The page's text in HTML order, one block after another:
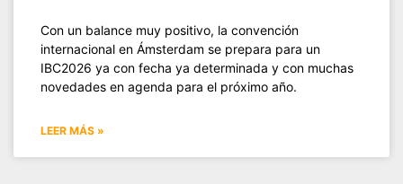
Con un balance muy positivo, la convención
internacional en Ámsterdam se prepara para un
IBC2026 ya con fecha ya determinada y con muchas
novedades en agenda para el próximo año.
LEER MÁS »